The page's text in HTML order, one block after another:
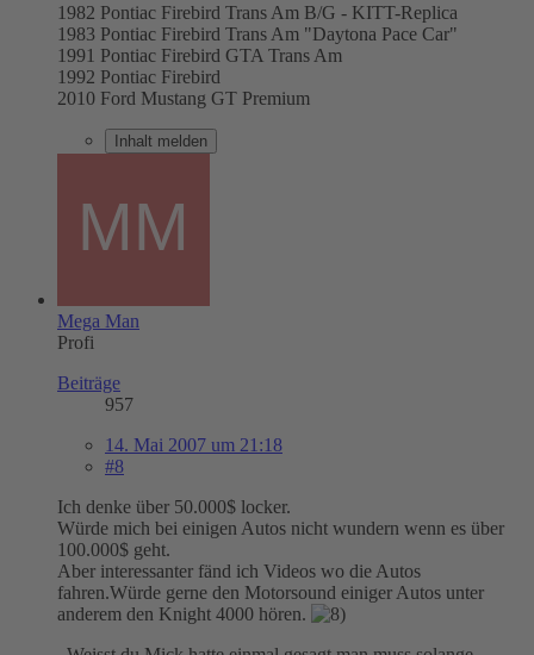
1982 Pontiac Firebird Trans Am B/G - KITT-Replica
1983 Pontiac Firebird Trans Am "Daytona Pace Car"
1991 Pontiac Firebird GTA Trans Am
1992 Pontiac Firebird
2010 Ford Mustang GT Premium
Inhalt melden
Mega Man
Profi
Beiträge
957
14. Mai 2007 um 21:18
#8
Ich denke über 50.000$ locker.
Würde mich bei einigen Autos nicht wundern wenn es über
100.000$ geht.
Aber interessanter fänd ich Videos wo die Autos
fahren.Würde gerne den Motorsound einiger Autos unter
anderem den Knight 4000 hören.